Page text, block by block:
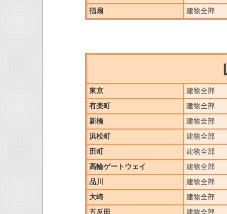
指扇
建物全部
東京
建物全部
有楽町
建物全部
新橋
建物全部
浜松町
建物全部
田町
建物全部
高輪ゲートウェイ
建物全部
品川
建物全部
大崎
建物全部
五反田
建物全部